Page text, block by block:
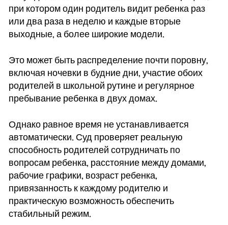
при котором один родитель видит ребенка раз
или два раза в неделю и каждые вторые
выходные, а более широкие модели.
Это может быть распределение почти поровну,
включая ночевки в будние дни, участие обоих
родителей в школьной рутине и регулярное
пребывание ребенка в двух домах.
Однако равное время не устанавливается
автоматически. Суд проверяет реальную
способность родителей сотрудничать по
вопросам ребенка, расстояние между домами,
рабочие графики, возраст ребенка,
привязанность к каждому родителю и
практическую возможность обеспечить
стабильный режим.